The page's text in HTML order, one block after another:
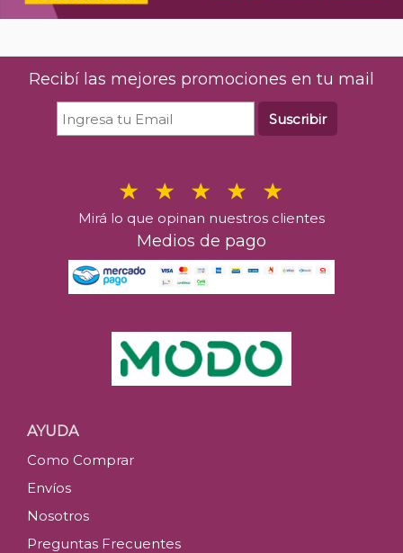
Recibí las mejores promociones en tu mail
Suscribir
Mirá lo que opinan nuestros clientes
Medios de pago
AYUDA
Como Comprar
Envíos
Nosotros
Preguntas Frecuentes